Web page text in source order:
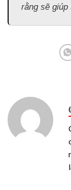
rằng sẽ giúp